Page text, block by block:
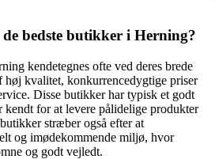
bedste butikker i Herning?
kendetegnes ofte ved deres brede
høj kvalitet, konkurrencedygtige priser
Disse butikker har typisk et godt
kendt for at levere pålidelige produkter
stræber også efter at
og imødekommende miljø, hvor
og godt vejledt.